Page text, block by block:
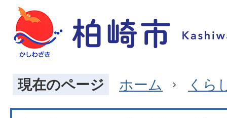
現在のページ ホーム くら